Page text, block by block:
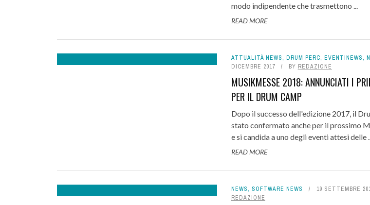
modo indipendente che trasmettono ...
READ MORE
ATTUALITÀ NEWS, DRUM PERC, EVENTINEWS,
DICEMBRE 2017
BY REDAZIONE
MUSIKMESSE 2018: ANNUNCIATI I
PER IL DRUM CAMP
Dopo il successo dell'edizione 2017, il
stato confermato anche per il prossimo
e si candida a uno degli eventi attesi delle ...
READ MORE
NEWS, SOFTWARE NEWS 19 SETTEMBRE
REDAZIONE